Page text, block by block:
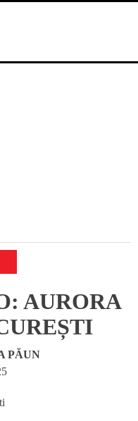
AURORA
PĂUN